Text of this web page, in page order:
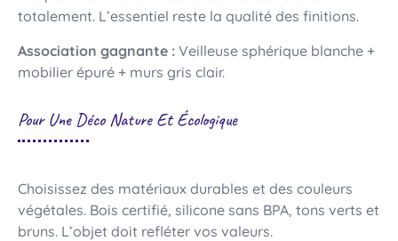
totalement. L’essentiel reste la qualité des finitions.
Association gagnante : Veilleuse sphérique blanche +
mobilier épuré + murs gris clair.
Pour Une Déco Nature Et Écologique
Choisissez des matériaux durables et des couleurs
végétales. Bois certifié, silicone sans BPA, tons verts et
bruns. L’objet doit refléter vos valeurs.